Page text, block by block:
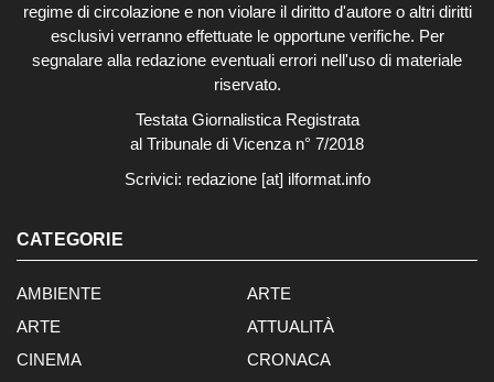
regime di circolazione e non violare il diritto d'autore o altri diritti
esclusivi verranno effettuate le opportune verifiche. Per
segnalare alla redazione eventuali errori nell'uso di materiale
riservato.
Testata Giornalistica Registrata
al Tribunale di Vicenza n° 7/2018
Scrivici: redazione [at] ilformat.info
CATEGORIE
AMBIENTE
ARTE
ARTE
ATTUALITÀ
CINEMA
CRONACA